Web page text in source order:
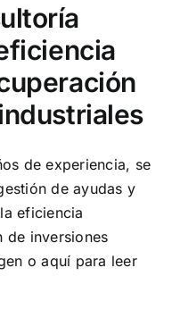
de experiencia, se
de ayudas y
eficiencia
de inversiones
o aquí para leer